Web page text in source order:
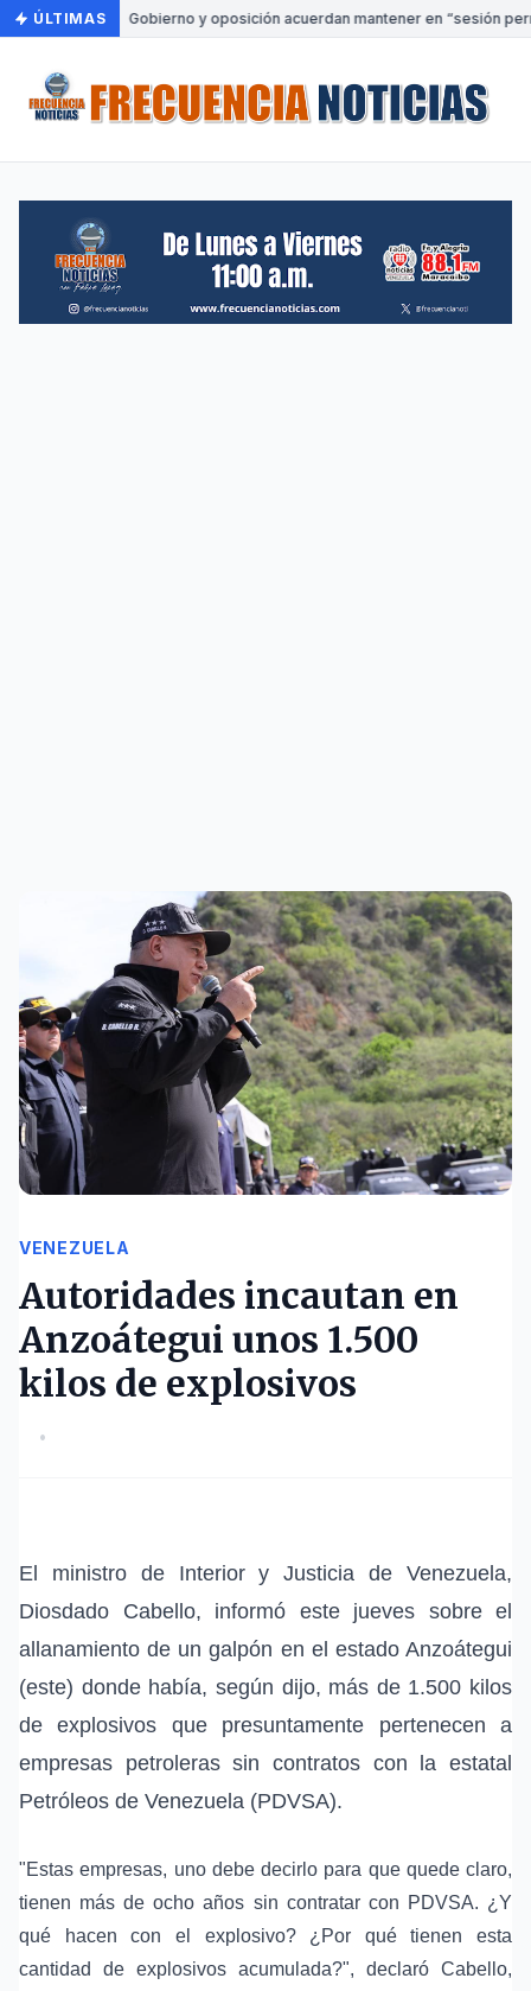
ÚLTIMAS Gobierno y oposición acuerdan mantener en “sesión
VENEZUELA
Autoridades incautan en
Anzoátegui unos 1.500
kilos de explosivos
•
El ministro de Interior y Justicia de Venezuela,
Diosdado Cabello, informó este jueves sobre el
allanamiento de un galpón en el estado Anzoátegui
(este) donde había, según dijo, más de 1.500 kilos
de explosivos que presuntamente pertenecen a
empresas petrolerassin contratos con la estatal
Petróleos de Venezuela (PDVSA).
"Estas empresas, uno debe decirlo para que quede claro,
tienen más de ocho años sin contratar con PDVSA. ¿Y
qué hacen con el explosivo? ¿Por qué tienen esta
cantidad de explosivos acumulada?", declaró Cabello,